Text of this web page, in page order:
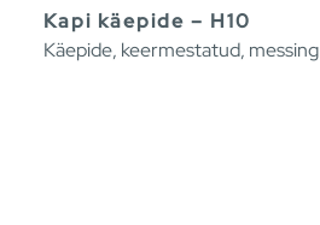
Kapi käepide – H10
Käepide, keermestatud, messing